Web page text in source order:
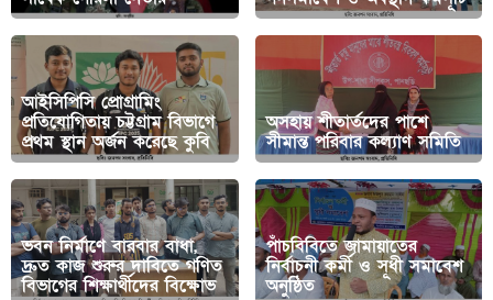
‎আইসিপিসি প্রোগ্রামিং
প্রতিযোগিতায় চট্টগ্রাম বিভাগে
প্রথম স্থান অর্জন করেছে কুবি
অসহায় শীতার্তদের পাশে
সীমান্ত পরিবার কল্যাণ সমিতি
ভবন নির্মাণে বারবার বাধা,
দ্রুত কাজ শুরুর দাবিতে গণিত
বিভাগের শিক্ষার্থীদের বিক্ষোভ
পাঁচবিবিতে জামায়াতের
নির্বাচনী কর্মী ও সূধী সমাবেশ
অনুষ্ঠিত